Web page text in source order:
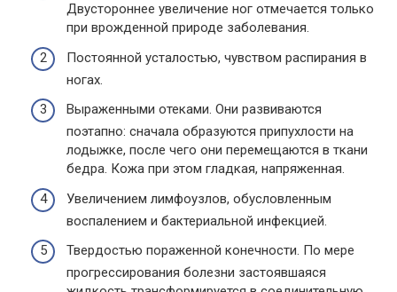
Двустороннее увеличение ног отмечается только
при врожденной природе заболевания.
Постоянной усталостью, чувством распирания в
ногах.
Выраженными отеками. Они развиваются
поэтапно: сначала образуются припухлости на
лодыжке, после чего они перемещаются в ткани
бедра. Кожа при этом гладкая, напряженная.
Увеличением лимфоузлов, обусловленным
воспалением и бактериальной инфекцией.
Твердостью пораженной конечности. По мере
прогрессирования болезни застоявшаяся